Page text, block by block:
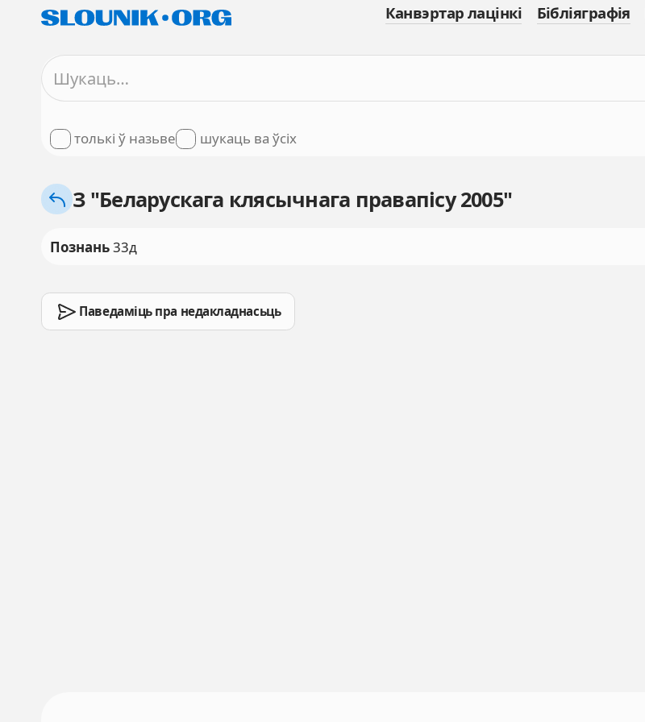
Канвэртар лацінкі Бібліяграфія
толькі ў назьве шукаць ва ўсіх
З "Беларускага клясычнага правапісу 2005"
Познань33д
Паведаміць пра недакладнасьць